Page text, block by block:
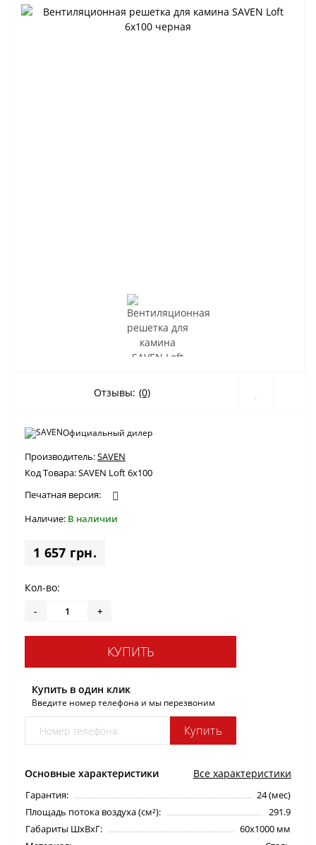
Отзывы: (0)
Производитель:SAVEN
Код Товара:SAVEN Loft 6х100
Печатная версия:
Наличие: В наличии
1 657 грн.
Официальный дилер
Основные характеристики Все характеристики
Гарантия:
24 (мес)
Площадь потока воздуха (см²):
291.9
Габариты ШхВхГ:
60х1000 мм
Кол-во:
- +
КУПИТЬ
Купить в один клик
Введите номер телефона и мы перезвоним
Купить